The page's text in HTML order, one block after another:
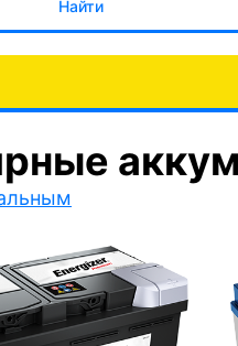
Найти